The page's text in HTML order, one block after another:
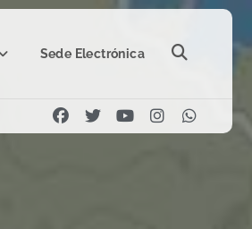
Sede Electrónica